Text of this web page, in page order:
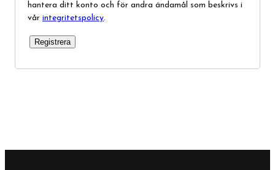
hantera ditt konto och för andra ändamål som beskrivs i
vår integritetspolicy.
Registrera